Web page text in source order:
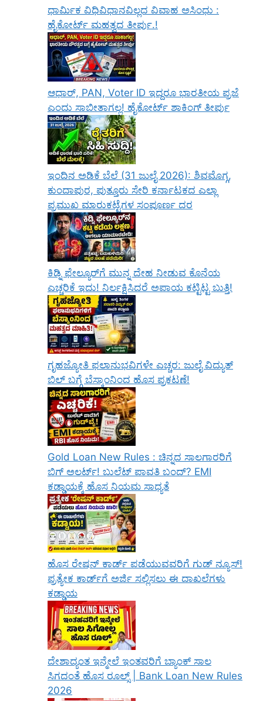
ಧಾರ್ಮಿಕ ವಿಧಿವಿಧಾನವಿಲ್ಲದ ವಿವಾಹ ಅಸಿಂಧು :
ಹೈಕೋರ್ಟ್ ಮಹತ್ವದ ತೀರ್ಪು.!
ಆಧಾರ್, PAN, Voter ID ಇದ್ದರೂ ಭಾರತೀಯ ಪ್ರಜೆ
ಎಂದು ಸಾಬೀತಾಗಲ್ಲ! ಹೈಕೋರ್ಟ್ ಶಾಕಿಂಗ್ ತೀರ್ಪು
ಇಂದಿನ ಅಡಿಕೆ ಬೆಲೆ (31 ಜುಲೈ 2026): ಶಿವಮೊಗ್ಗ,
ಕುಂದಾಪುರ, ಪುತ್ತೂರು ಸೇರಿ ಕರ್ನಾಟಕದ ಎಲ್ಲಾ
ಪ್ರಮುಖ ಮಾರುಕಟ್ಟೆಗಳ ಸಂಪೂರ್ಣ ದರ
ಕಿಡ್ನಿ ಫೇಲ್ಯೂರ್‌ಗೆ ಮುನ್ನ ದೇಹ ನೀಡುವ ಕೊನೆಯ
ಎಚ್ಚರಿಕೆ ಇದು! ನಿರ್ಲಕ್ಷಿಸಿದರೆ ಅಪಾಯ ಕಟ್ಟಿಟ್ಟ ಬುತ್ತಿ!
ಗೃಹಜ್ಯೋತಿ ಫಲಾನುಭವಿಗಳೇ ಎಚ್ಚರ: ಜುಲೈ ವಿದ್ಯುತ್
ಬಿಲ್ ಬಗ್ಗೆ ಬೆಸ್ಕಾಂನಿಂದ ಹೊಸ ಪ್ರಕಟಣೆ!
Gold Loan New Rules : ಚಿನ್ನದ ಸಾಲಗಾರರಿಗೆ
ಬಿಗ್ ಅಲರ್ಟ್! ಬುಲೆಟ್ ಪಾವತಿ ಬಂದ್? EMI
ಕಡ್ಡಾಯಕ್ಕೆ ಹೊಸ ನಿಯಮ ಸಾಧ್ಯತೆ
ಹೊಸ ರೇಷನ್ ಕಾರ್ಡ್ ಪಡೆಯುವವರಿಗೆ ಗುಡ್ ನ್ಯೂಸ್!
ಪ್ರತ್ಯೇಕ ಕಾರ್ಡ್‌ಗೆ ಅರ್ಜಿ ಸಲ್ಲಿಸಲು ಈ ದಾಖಲೆಗಳು
ಕಡ್ಡಾಯ
ದೇಶಾದ್ಯಂತ ಇನ್ಮೇಲೆ ಇಂತವರಿಗೆ ಬ್ಯಾಂಕ್ ಸಾಲ
ಸಿಗದಂತೆ ಹೊಸ ರೂಲ್ಸ್ | Bank Loan New Rules
2026